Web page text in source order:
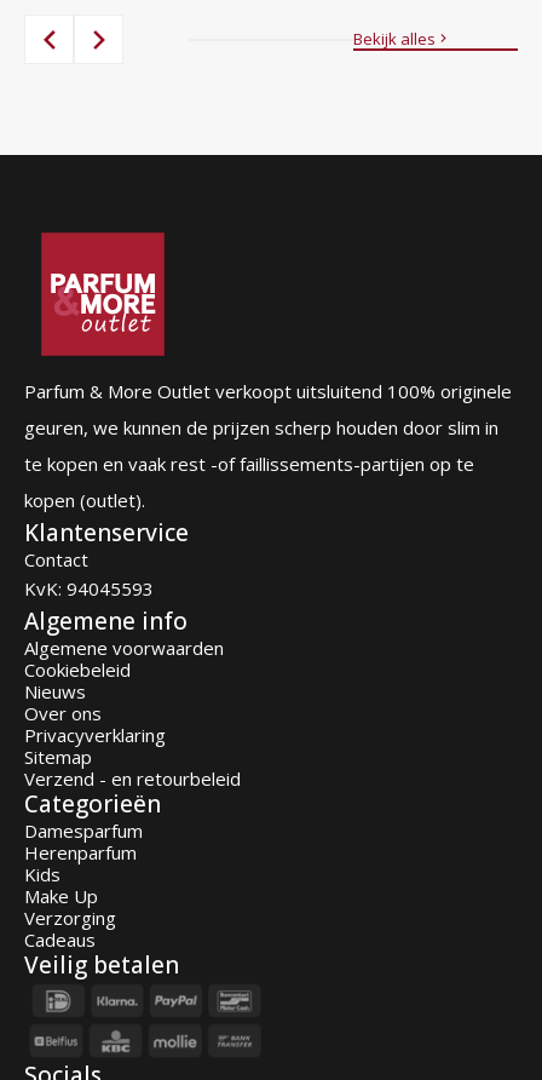
Bekijk alles
Parfum & More Outlet verkoopt uitsluitend 100% originele
geuren, we kunnen de prijzen scherp houden door slim in
te kopen en vaak rest -of faillissements-partijen op te
kopen (outlet).
Klantenservice
Contact
KvK: 94045593
Algemene info
Algemene voorwaarden
Cookiebeleid
Nieuws
Over ons
Privacyverklaring
Sitemap
Verzend - en retourbeleid
Categorieën
Damesparfum
Herenparfum
Kids
Make Up
Verzorging
Cadeaus
Veilig betalen